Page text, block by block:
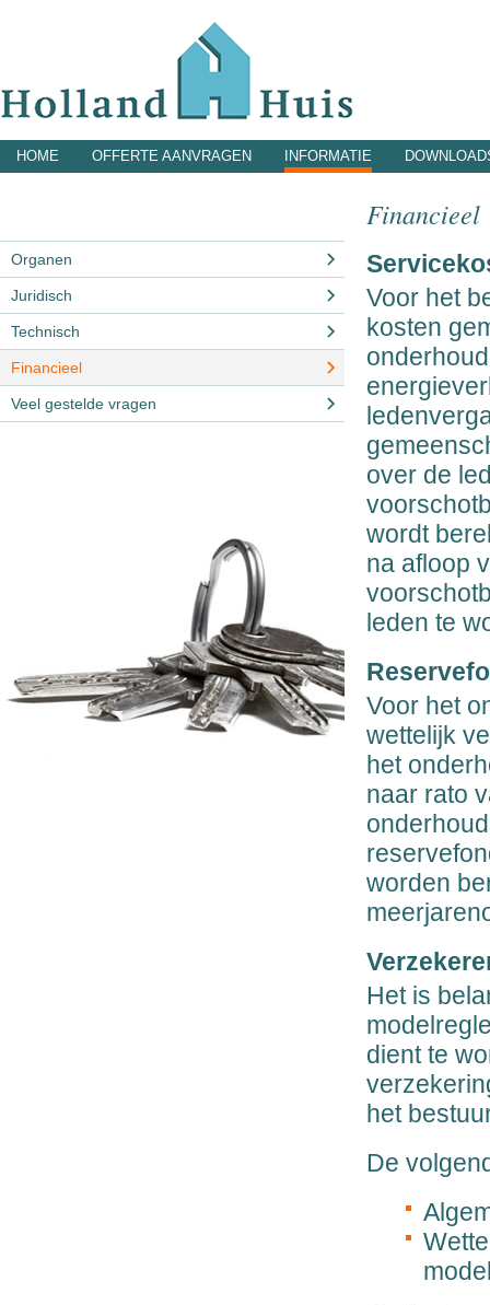
HOME OFFERTE AANVRAGEN INFORMATIE
Financieel
Voor het
kosten
over de
wordt
na afloop
leden te
Voor het
wettelijk
het
naar rato
worden
Het is
dient te
het
De
Organen
Juridisch
Technisch
Financieel
Veel gestelde vragen